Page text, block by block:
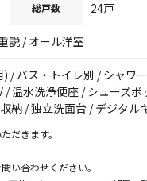
総戸数 24戸
説 / オール洋室
/ バス・トイレ別 / シャワ
温水洗浄便座 / シューズ
納 / 独立洗面台 / デジタル
だきます。
い合わせください。